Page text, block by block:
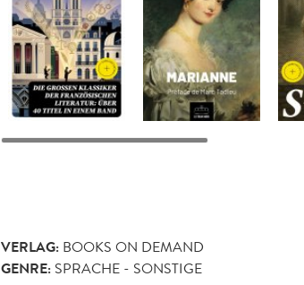
VERLAG: BOOKS ON DEMAND
GENRE: SPRACHE - SONSTIGE